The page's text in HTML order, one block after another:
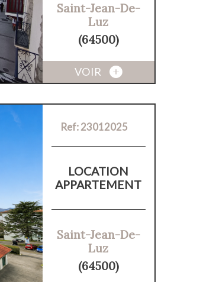
Saint-Jean-De-
Luz
(64500)
VOIR
Ref: 23012025
LOCATION
APPARTEMENT
Saint-Jean-De-
Luz
(64500)